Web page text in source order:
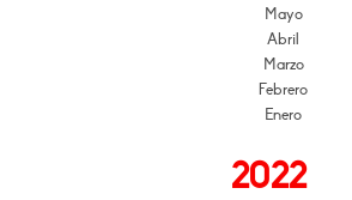
Mayo
Abril
Marzo
Febrero
Enero
2022